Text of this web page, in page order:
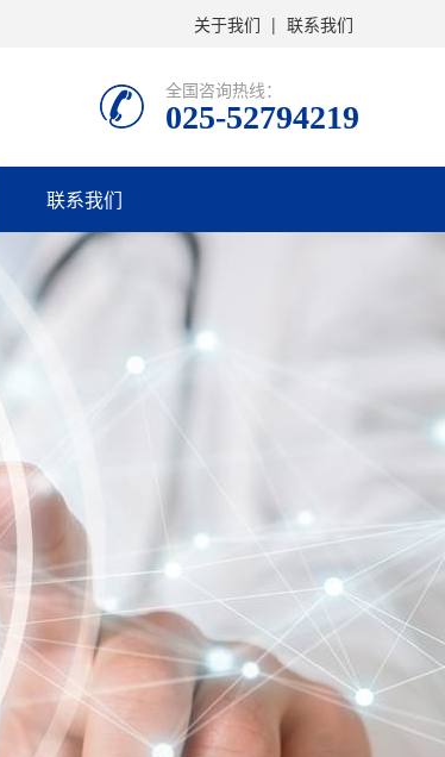
关于我们 | 联系我们
全国咨询热线：
025-52794219
联系我们